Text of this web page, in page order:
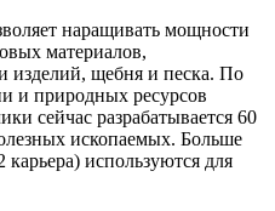
наращивать мощности
материалов,
изделий, щебня и песка. По
и природных ресурсов
сейчас разрабатывается 60
ископаемых. Больше
используются для